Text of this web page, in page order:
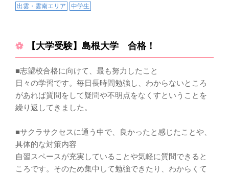
出雲・雲南エリア 中学生
【大学受験】島根大学 合格！
■志望校合格に向けて、最も努力したこと
日々の学習です。毎日長時間勉強し、わからないところ
があれば質問をして疑問や不明点をなくすということを
繰り返してきました。
■サクラサクセスに通う中で、良かったと感じたことや、
具体的な対策内容
自習スペースが充実していることや気軽に質問できると
ころです。そのため集中して勉強できたり、わからくて